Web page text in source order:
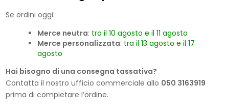
Se ordini oggi:
Merce neutra: tra il 10 agosto e il 11 agosto
Merce personalizzata: tra il 13 agosto e il 17
agosto
Hai bisogno di una consegna tassativa?
Contatta il nostro ufficio commerciale allo 050 3163919
prima di completare l’ordine.